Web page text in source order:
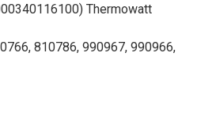
Thermowatt
810786, 990967, 990966,